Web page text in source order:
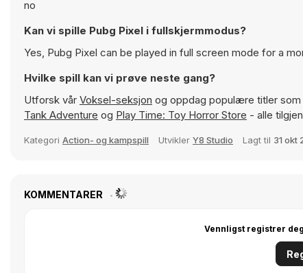
no
Kan vi spille Pubg Pixel i fullskjermmodus?
Yes, Pubg Pixel can be played in full screen mode for a
Hvilke spill kan vi prøve neste gang?
Utforsk vår Voksel-seksjon og oppdag populære titler som
Tank Adventure og Play Time: Toy Horror Store - alle
Kategori Action- og kampspill Utvikler Y8 Studio Lagt til 31 okt
KOMMENTARER
Vennligst registrer